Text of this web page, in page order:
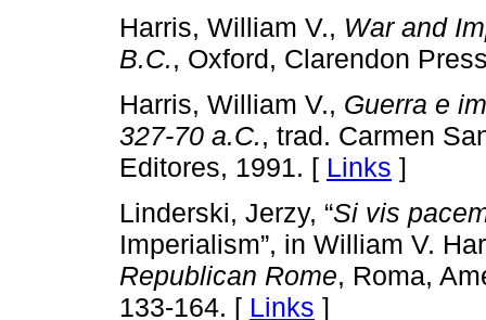
Harris, William V., War and
B.C., Oxford, Clarendon
Harris, William V., Guerra e
327-70 a.C., trad. Carmen
Editores, 1991. [ Links ]
Linderski, Jerzy, “Si vis
Imperialism”, in William V.
Republican Rome, Roma,
133-164. [ Links ]